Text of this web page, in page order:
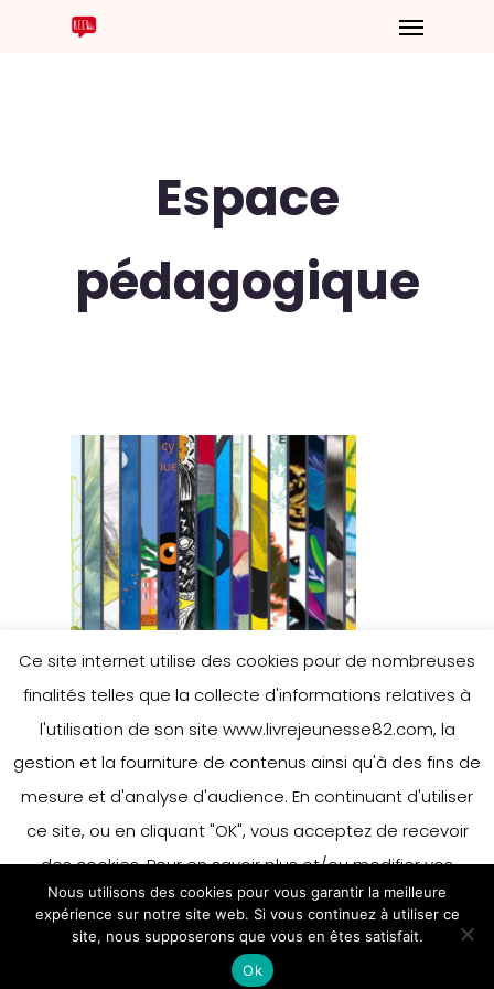
Espace
pédagogique
Ce site internet utilise des cookies pour de nombreuses
finalités telles que la collecte d'informations relatives à
l'utilisation de son site www.livrejeunesse82.com, la
gestion et la fourniture de contenus ainsi qu'à des fins de
mesure et d'analyse d'audience. En continuant d'utiliser
ce site, ou en cliquant "OK", vous acceptez de recevoir
des cookies. Pour en savoir plus et/ou modifier vos
préférences en matière de cookies, merci de vous référer
à notre politique sur les cookies.
Accepter
En savoir plus
Nous utilisons des cookies pour vous garantir la meilleure
expérience sur notre site web. Si vous continuez à utiliser ce
site, nous supposerons que vous en êtes satisfait.
Ok